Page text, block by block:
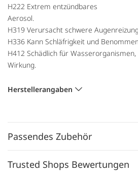
H222 Extrem entzündbares
Aerosol.
H319 Verursacht schwere
H336 Kann Schläfrigkeit und
H412 Schädlich für
Wirkung.
Herstellerangaben
Passendes Zubehör
Trusted Shops Bewertungen